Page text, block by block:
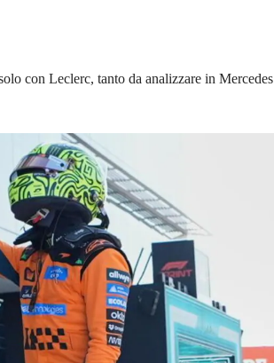
con Leclerc, tanto da analizzare in Mercedes